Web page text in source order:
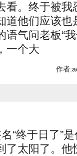
看。终于被
道他们应该
气问老板“
一个大
作者
“终于日了”
了太阳了。